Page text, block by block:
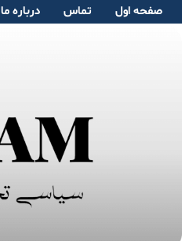
صفحە اول تماس دربارە ما